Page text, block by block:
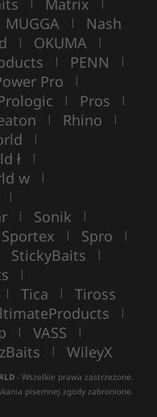
| Matrix |
MUGGA | Nash
| OKUMA |
| PENN |
Pro |
| Pros |
| Rhino |
|
ł |
w |
|
| Sonik |
Sportex | Spro |
StickyBaits |
|
| Tica | Tiross
|
| VASS |
| WileyX
- Wszelkie prawa zastrzeżone.
pisemnej zgody zabronione.